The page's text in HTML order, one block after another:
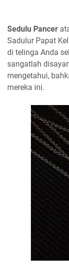
Sedulu Pancer
Sadulur Papat
di telinga Anda
sangatlah
mengetahui,
mereka ini.